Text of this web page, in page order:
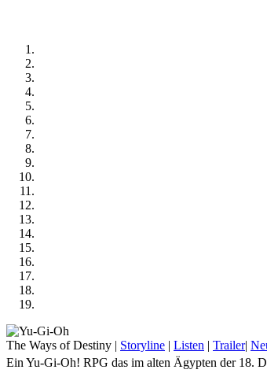
The Ways of Destiny | Storyline | Listen | Trailer|
Ein Yu-Gi-Oh! RPG das im alten Ägypten der 18.